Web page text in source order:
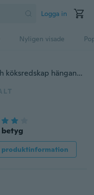
Logga in
Nyligen visade
Kreativ heminredning badrum och köksredskap hängande låda
betyg
produktinformation